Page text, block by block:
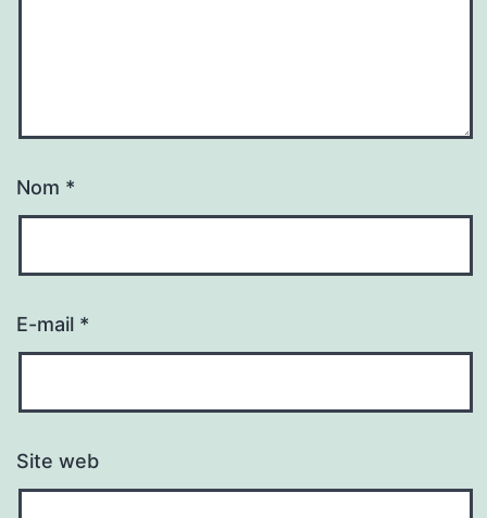
Nom *
E-mail *
Site web